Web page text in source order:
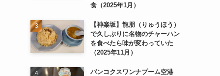
食（2025年1月）
【神楽坂】龍朋（りゅうほう）
で久しぶりに名物のチャーハン
を食べたら味が変わっていた
（2025年11月）
バンコクスワンナプーム空港